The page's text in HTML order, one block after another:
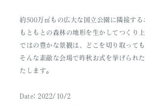
約500万㎡もの広大な国立公園に隣接する
もともとの森林の地形を生かしてつくり
ではの豊かな景観は、どこを切り取って
そんな素敵な会場で昨秋お式を挙げられ
たします。
Date: 2022/10/2